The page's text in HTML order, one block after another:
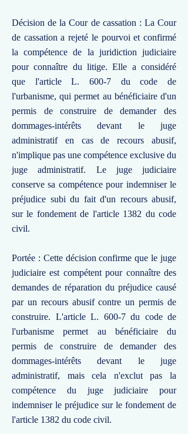
Décision de la Cour de cassation : La Cour
de cassation a rejeté le pourvoi et confirmé
la compétence de la juridiction judiciaire
pour connaître du litige. Elle a considéré
que l'article L. 600-7 du code de
l'urbanisme, qui permet au bénéficiaire d'un
permis de construire de demander des
dommages-intérêts devant le juge
administratif en cas de recours abusif,
n'implique pas une compétence exclusive du
juge administratif. Le juge judiciaire
conserve sa compétence pour indemniser le
préjudice subi du fait d'un recours abusif,
sur le fondement de l'article 1382 du code
civil.
Portée : Cette décision confirme que le juge
judiciaire est compétent pour connaître des
demandes de réparation du préjudice causé
par un recours abusif contre un permis de
construire. L'article L. 600-7 du code de
l'urbanisme permet au bénéficiaire du
permis de construire de demander des
dommages-intérêts devant le juge
administratif, mais cela n'exclut pas la
compétence du juge judiciaire pour
indemniser le préjudice sur le fondement de
l'article 1382 du code civil.